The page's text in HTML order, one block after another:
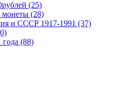
(25)
(28)
и СССР 1917-1991 (37)
года (88)